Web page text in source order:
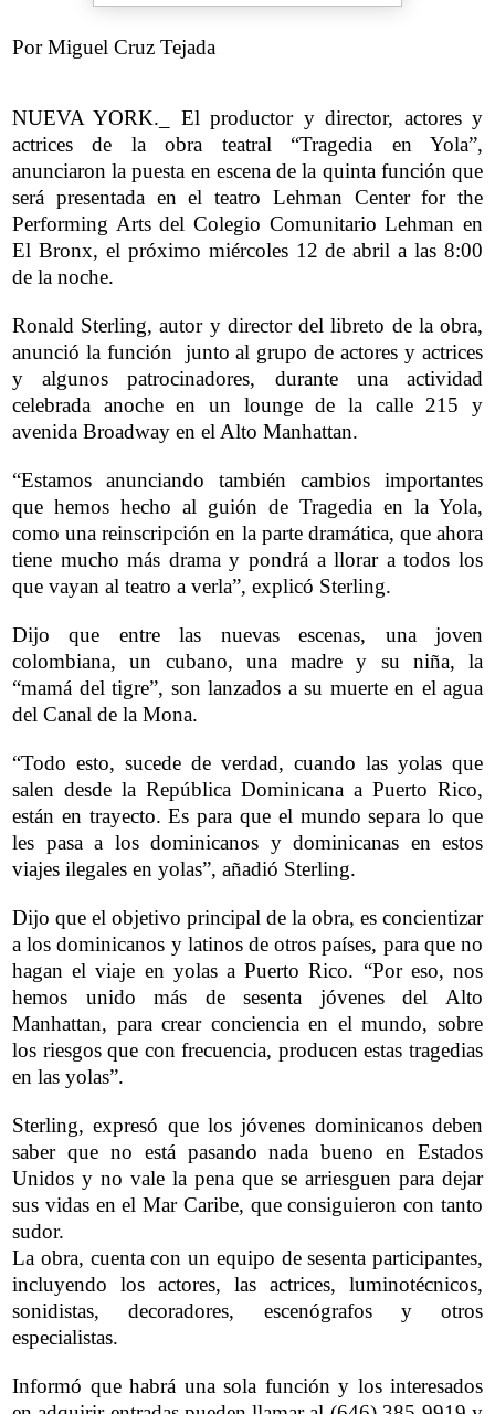
Por Miguel Cruz Tejada
NUEVA YORK._ El productor y director, actores y
actrices de la obra teatral “Tragedia en Yola”,
anunciaron la puesta en escena de la quinta función que
será presentada en el teatro Lehman Center for the
Performing Arts del Colegio Comunitario Lehman en
El Bronx, el próximo miércoles 12 de abril a las 8:00
de la noche.
Ronald Sterling, autor y director del libreto de la obra,
anunció la función junto al grupo de actores y actrices
y algunos patrocinadores, durante una actividad
celebrada anoche en un lounge de la calle 215 y
avenida Broadway en el Alto Manhattan.
“Estamos anunciando también cambios importantes
que hemos hecho al guión de Tragedia en la Yola,
como una reinscripción en la parte dramática, que ahora
tiene mucho más drama y pondrá a llorar a todos los
que vayan al teatro a verla”, explicó Sterling.
Dijo que entre las nuevas escenas, una joven
colombiana, un cubano, una madre y su niña, la
“mamá del tigre”, son lanzados a su muerte en el agua
del Canal de la Mona.
“Todo esto, sucede de verdad, cuando las yolas que
salen desde la República Dominicana a Puerto Rico,
están en trayecto. Es para que el mundo separa lo que
les pasa a los dominicanos y dominicanas en estos
viajes ilegales en yolas”, añadió Sterling.
Dijo que el objetivo principal de la obra, es concientizar
a los dominicanos y latinos de otros países, para que no
hagan el viaje en yolas a Puerto Rico. “Por eso, nos
hemos unido más de sesenta jóvenes del Alto
Manhattan, para crear conciencia en el mundo, sobre
los riesgos que con frecuencia, producen estas tragedias
en las yolas”.
Sterling, expresó que los jóvenes dominicanos deben
saber que no está pasando nada bueno en Estados
Unidos y no vale la pena que se arriesguen para dejar
sus vidas en el Mar Caribe, que consiguieron con tanto
sudor.
La obra, cuenta con un equipo de sesenta participantes,
incluyendo los actores, las actrices, luminotécnicos,
sonidistas, decoradores, escenógrafos y otros
especialistas.
Informó que habrá una sola función y los interesados